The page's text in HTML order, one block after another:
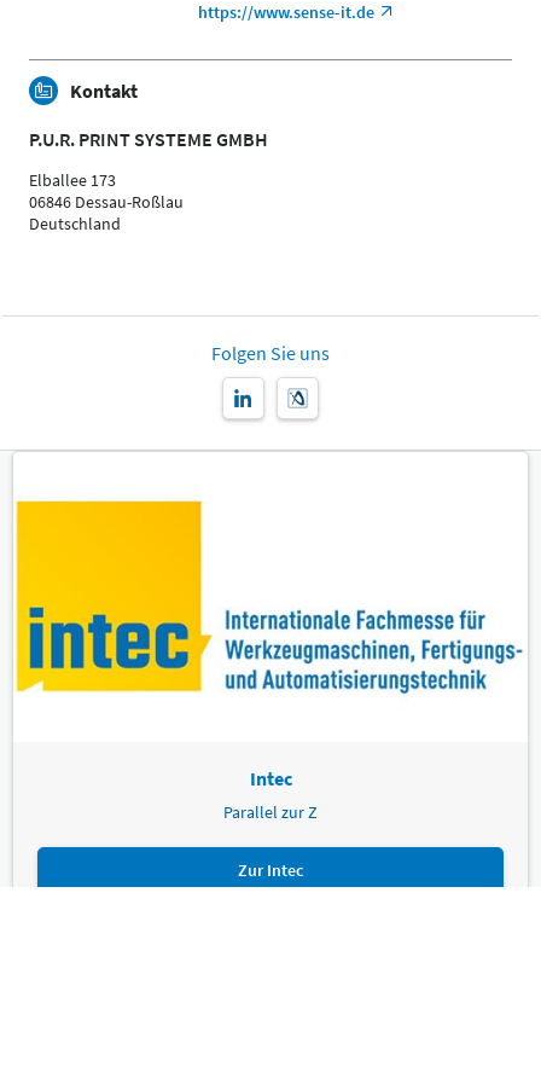
https://www.sense-it.de
Kontakt
P.U.R. PRINT SYSTEME GMBH
Elballee 173
06846 Dessau-Roßlau
Deutschland
Folgen Sie uns
Intec
Parallel zur Z
Zur Intec